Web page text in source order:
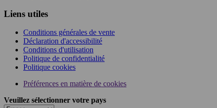
Liens utiles
Conditions générales de vente
Déclaration d'accessibilité
Conditions d'utilisation
Politique de confidentialité
Politique cookies
Préférences en matière de cookies
Veuillez sélectionner votre pays